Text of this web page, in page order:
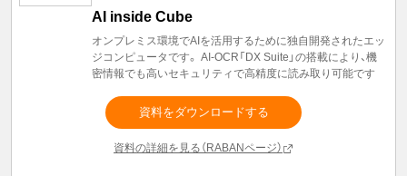
AI inside Cube
オンプレミス環境でAIを活用するために独自開発されたエッ
ジコンピュータです。 AI-OCR「DX Suite」の搭載により、機
密情報でも高いセキュリティで高精度に読み取り可能です
資料をダウンロードする
資料の詳細を見る（RABANページ）